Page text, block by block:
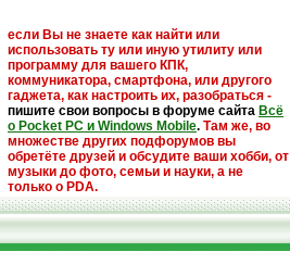
если Вы не знаете как найти или
использовать ту или иную утилиту или
программу для вашего КПК,
коммуникатора, смартфона, или другого
гаджета, как настроить их, разобраться -
пишите свои вопросы в форуме сайта Всё
о Pocket PC и Windows Mobile. Там же, во
множестве других подфорумов вы
обретёте друзей и обсудите ваши хобби, от
музыки до фото, семьи и науки, а не
только о PDA.